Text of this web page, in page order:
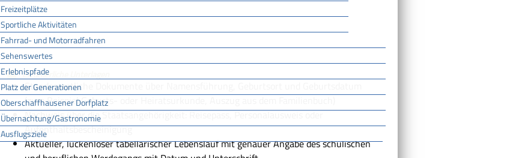
Freizeitplätze
Sportliche Aktivitäten
Fahrrad- und Motorradfahren
Sehenswertes
Erlebnispfade
Platz der Generationen
Oberschaffhausener Dorfplatz
Übernachtung/Gastronomie
Ausflugsziele
Fristen
Keine
Erforderliche Unterlagen
Standesamtliche Dokumente über Namensführung, Geburtsort und Geburtsdatum
(zum Beispiel Geburts- oder Heiratsurkunde, Auszug aus dem Familienbuch)
Nachweis über die Staatsangehörigkeit: Reisepass, Personalausweis oder
Aufenthaltsbescheinigung
Aktueller, lückenloser tabellarischer Lebenslauf mit genauer Angabe des schulischen